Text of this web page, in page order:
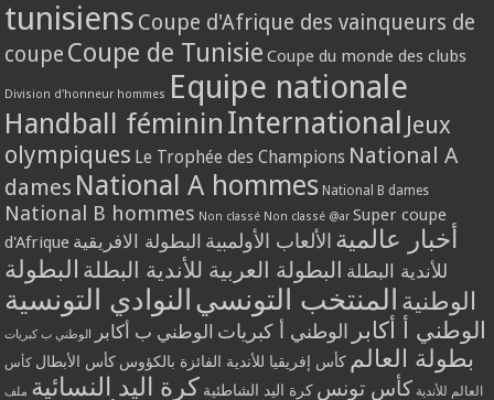
tunisiens Coupe d'Afrique des vainqueurs de
coupe Coupe de Tunisie Coupe du monde des clubs
Division d'honneur hommes Equipe nationale
Handball féminin International Jeux
olympiques Le Trophée des Champions National A
dames National A hommes National B dames
National B hommes Non classé Non classé @ar Super coupe
d'Afrique
أخبار عالمية الألعاب الأولمبية البطولة الافريقية
للأندية البطلة البطولة العربية للأندية البطلة البطولة
الوطنية المنتخب التونسي النوادي التونسية
الوطني أ أكابر الوطني أ كبريات الوطني ب أكابر الوطني ب كبريات
بطولة العالم كأس إفريقيا للأندية الفائزة بالكؤوس كأس الأبطال كأس
العالم للأندية كأس تونس كرة اليد الشاطئية كرة اليد النسائية ملف